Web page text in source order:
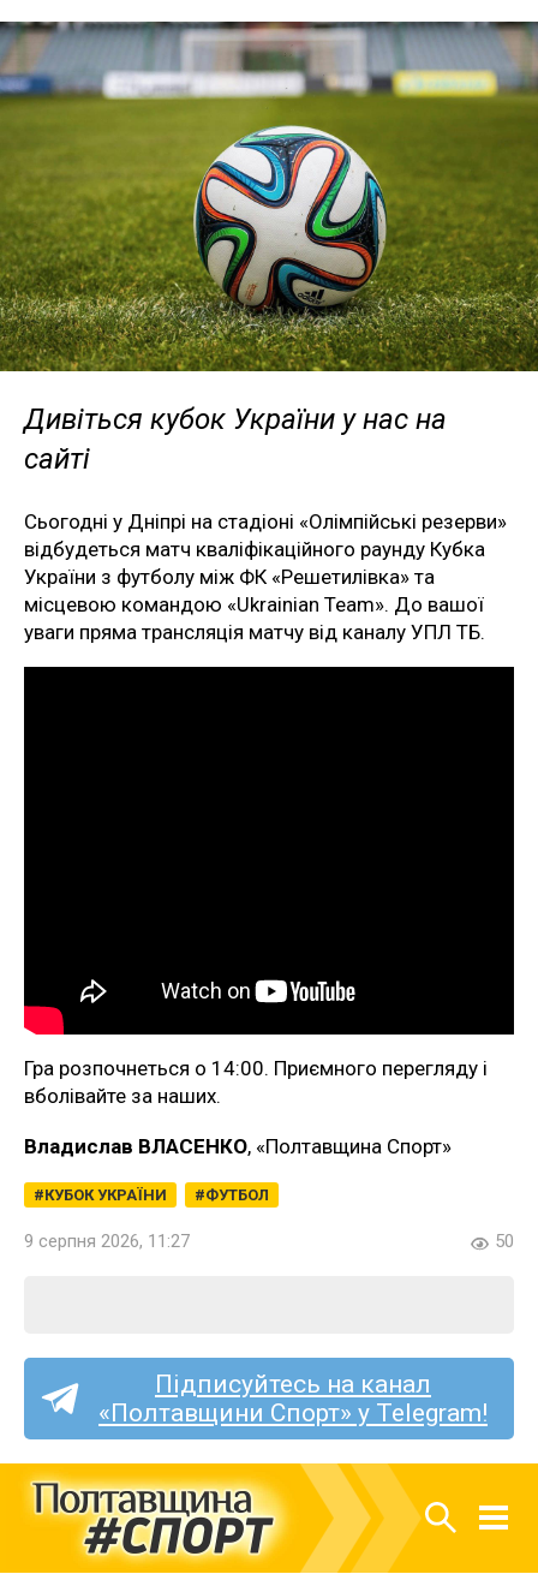
Дивіться кубок України у нас на
сайті
Сьогодні у Дніпрі на стадіоні «Олімпійські резерви»
відбудеться матч кваліфікаційного раунду Кубка
України з футболу між ФК «Решетилівка» та
місцевою командою «Ukrainian Team». До вашої
уваги пряма трансляція матчу від каналу УПЛ ТБ.
Гра розпочнеться о 14:00. Приємного перегляду і
вболівайте за наших.
Владислав ВЛАСЕНКО, «Полтавщина Спорт»
КУБОК УКРАЇНИ ФУТБОЛ
9 серпня 2026, 11:27 50
Підписуйтесь на канал
«Полтавщини Спорт» у Telegram!